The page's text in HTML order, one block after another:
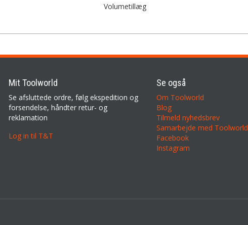
Volumetillæg
Mit Toolworld
Se afsluttede ordre, følg ekspedition og
forsendelse, håndter retur- og
reklamation
Log in til T&T
Se også
Om Toolworld
Blog
Tilmeld nyhedsbrev
Samarbejde med Toolworld
Facebook
Instagram